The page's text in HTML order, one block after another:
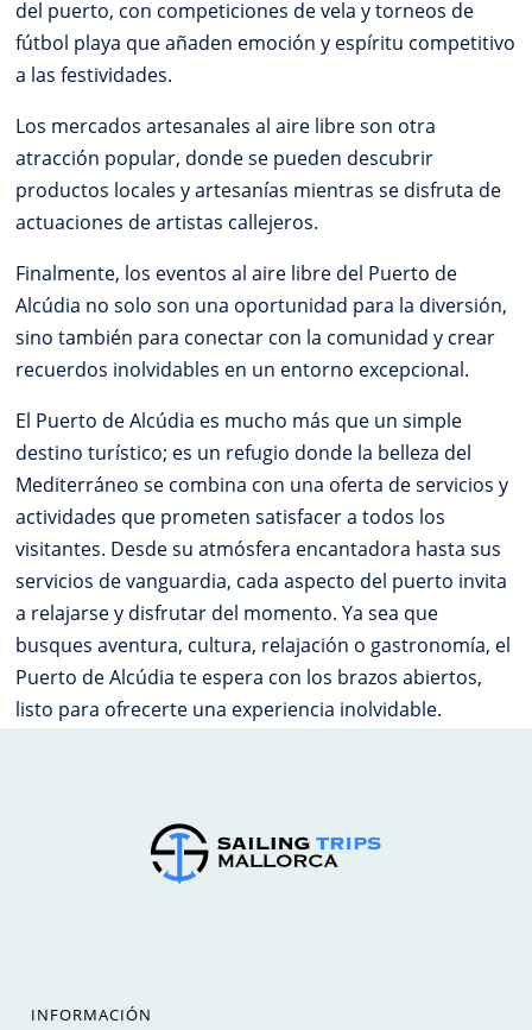
del puerto, con competiciones de vela y torneos de
fútbol playa que añaden emoción y espíritu competitivo
a las festividades.
Los mercados artesanales al aire libre son otra
atracción popular, donde se pueden descubrir
productos locales y artesanías mientras se disfruta de
actuaciones de artistas callejeros.
Finalmente, los eventos al aire libre del Puerto de
Alcúdia no solo son una oportunidad para la diversión,
sino también para conectar con la comunidad y crear
recuerdos inolvidables en un entorno excepcional.
El Puerto de Alcúdia es mucho más que un simple
destino turístico; es un refugio donde la belleza del
Mediterráneo se combina con una oferta de servicios y
actividades que prometen satisfacer a todos los
visitantes. Desde su atmósfera encantadora hasta sus
servicios de vanguardia, cada aspecto del puerto invita
a relajarse y disfrutar del momento. Ya sea que
busques aventura, cultura, relajación o gastronomía, el
Puerto de Alcúdia te espera con los brazos abiertos,
listo para ofrecerte una experiencia inolvidable.
INFORMACIÓN